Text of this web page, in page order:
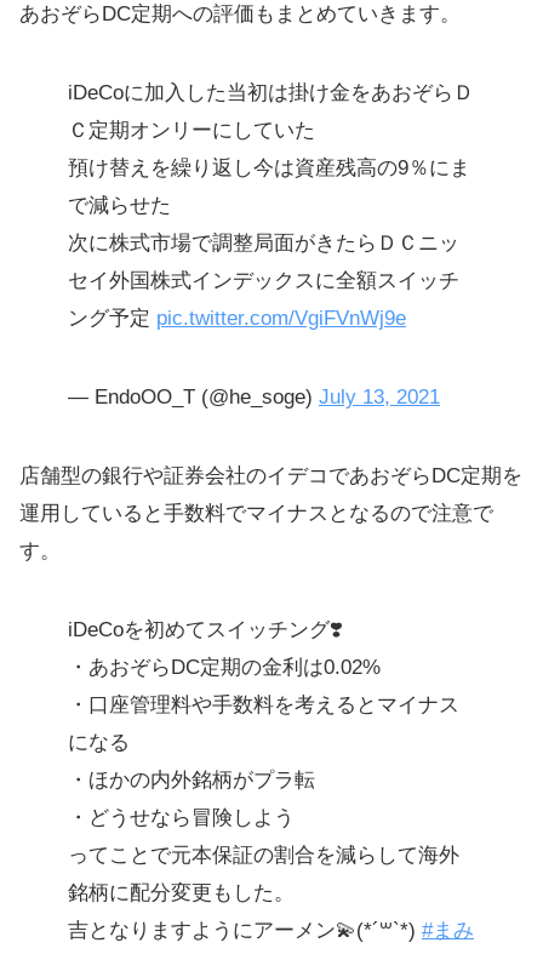
あおぞらDC定期への評価もまとめていきます。
iDeCoに加入した当初は掛け金をあおぞらＤ
Ｃ定期オンリーにしていた
預け替えを繰り返し今は資産残高の9％にま
で減らせた
次に株式市場で調整局面がきたらＤＣニッ
セイ外国株式インデックスに全額スイッチ
ング予定 pic.twitter.com/VgiFVnWj9e
— EndoOO_T (@he_soge) July 13, 2021
店舗型の銀行や証券会社のイデコであおぞらDC定期を
運用していると手数料でマイナスとなるので注意で
す。
iDeCoを初めてスイッチング❣️
・あおぞらDC定期の金利は0.02%
・口座管理料や手数料を考えるとマイナス
になる
・ほかの内外銘柄がプラ転
・どうせなら冒険しよう
ってことで元本保証の割合を減らして海外
銘柄に配分変更もした。
吉となりますようにアーメン💫(*´꒳`*) #まみ